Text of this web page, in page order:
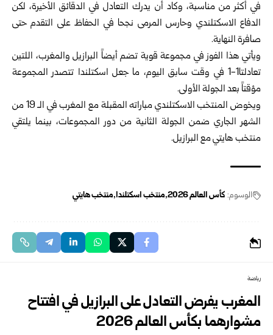
في ‏أكثر من مناسبة، وكاد أن يدرك التعادل في الدقائق الأخيرة، لكن
الدفاع ‏الاسكتلندي وحارس المرمى نجحا في الحفاظ على التقدم حتى
صافرة ‏النهاية.‏
ويأتي هذا الفوز في مجموعة قوية تضم أيضاً البرازيل والمغرب، اللتين
‏تعادلتا1-1 في وقت سابق اليوم، ما جعل اسكتلندا تتصدر المجموعة
مؤقتاً ‏بعد الجولة الأولى.‏
ويخوض المنتخب الاسكتلندي مباراته المقبلة مع المغرب في الـ 19 من
‏الشهر الجاري ضمن الجولة الثانية من دور المجموعات، بينما يلتقي
منتخب ‌‏هايتي مع البرازيل.‏
الوسوم: كأس العالم 2026 منتخب اسكتلندا منتخب هايتي
رياضة
المغرب يفرض التعادل على البرازيل في افتتاح
مشوارهما بكأس العالم ‌‏2026‏